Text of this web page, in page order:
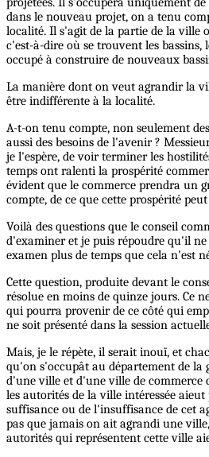
dans le nouveau projet, on a tenu
localité. Il s'agit de la partie de la ville
c'est-à-dire où se trouvent les bassins,
occupé à construire de nouveaux
La manière dont on veut agrandir la
être indifférente à la localité.
A-t-on tenu compte, non seulement
aussi des besoins de l'avenir ?
je l'espère, de voir terminer les
temps ont ralenti la prospérité
évident que le commerce prendra un
compte, de ce que cette prospérité
Voilà des questions que le conseil
d'examiner et je puis répoudre qu'il
examen plus de temps que cela n'est
Cette question, produite devant le
résolue en moins de quinze jours. Ce
qui pourra provenir de ce côté qui
ne soit présenté dans la session
Mais, je le répète, il serait inouï, et
qu'on s'occupât au département de la
d'une ville et d'une ville de commerce
les autorités de la ville intéressée
suffisance ou de l'insuffisance de cet
pas que jamais on ait agrandi une
autorités qui représentent cette ville